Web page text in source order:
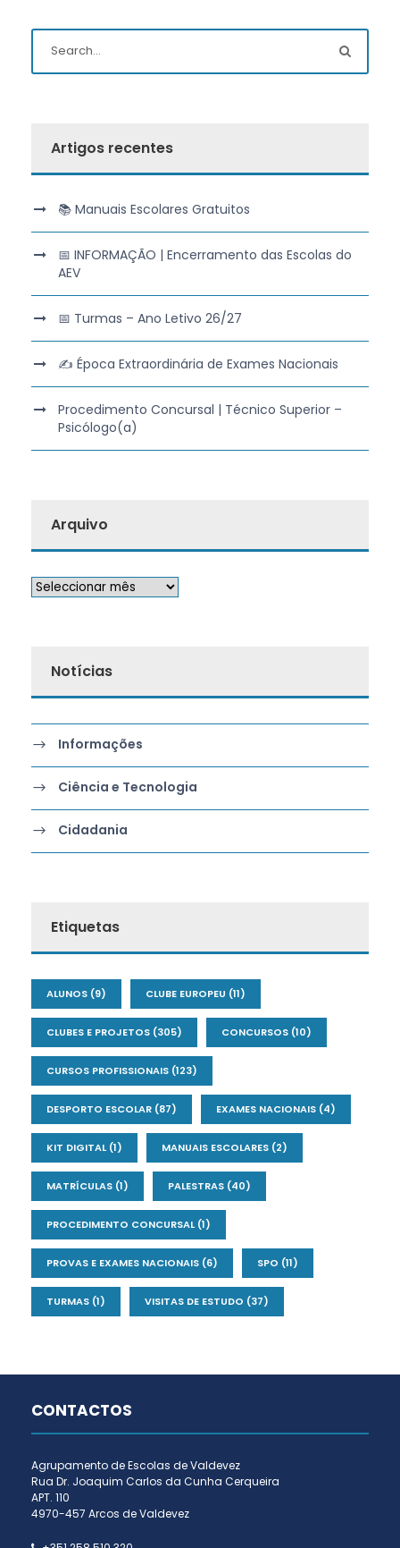
Artigos recentes
📚 Manuais Escolares Gratuitos
📅 INFORMAÇÃO | Encerramento das Escolas do
AEV
📅 Turmas – Ano Letivo 26/27
✍️ Época Extraordinária de Exames Nacionais
Procedimento Concursal | Técnico Superior –
Psicólogo(a)
Arquivo
Notícias
Informações
Ciência e Tecnologia
Cidadania
Etiquetas
ALUNOS (9) CLUBE EUROPEU (11)
CLUBES E PROJETOS (305) CONCURSOS (10)
CURSOS PROFISSIONAIS (123)
DESPORTO ESCOLAR (87) EXAMES NACIONAIS (4)
KIT DIGITAL(1) MANUAIS ESCOLARES (2)
MATRÍCULAS (1) PALESTRAS (40)
PROCEDIMENTO CONCURSAL(1)
PROVAS E EXAMES NACIONAIS (6) SPO (11)
TURMAS (1) VISITAS DE ESTUDO (37)
CONTACTOS
Agrupamento de Escolas de Valdevez
Rua Dr. Joaquim Carlos da Cunha Cerqueira
APT. 110
4970-457 Arcos de Valdevez